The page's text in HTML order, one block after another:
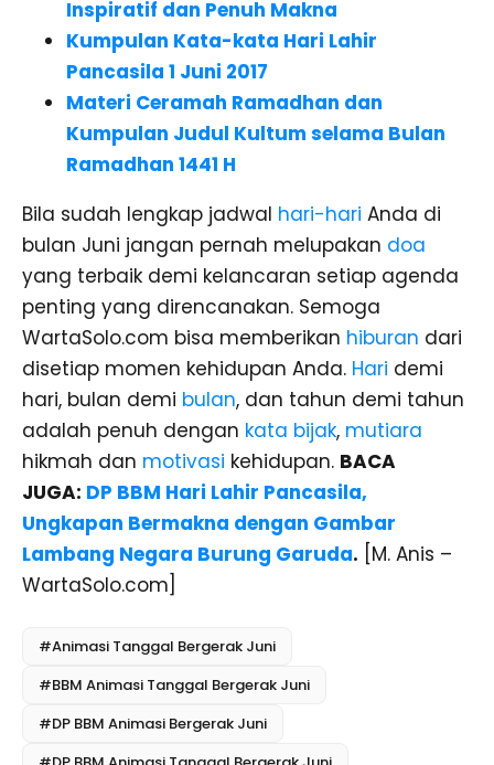
Inspiratif dan Penuh Makna
Kumpulan Kata-kata Hari Lahir
Pancasila 1 Juni 2017
Materi Ceramah Ramadhan dan
Kumpulan Judul Kultum selama Bulan
Ramadhan 1441 H
Bila sudah lengkap jadwal hari-hari Anda di
bulan Juni jangan pernah melupakan doa
yang terbaik demi kelancaran setiap agenda
penting yang direncanakan. Semoga
WartaSolo.com bisa memberikan hiburan dari
disetiap momen kehidupan Anda. Hari demi
hari, bulan demi bulan, dan tahun demi tahun
adalah penuh dengan kata bijak, mutiara
hikmah dan motivasi kehidupan. BACA
JUGA: DP BBM Hari Lahir Pancasila,
Ungkapan Bermakna dengan Gambar
Lambang Negara Burung Garuda. [M. Anis –
WartaSolo.com]
#Animasi Tanggal Bergerak Juni
#BBM Animasi Tanggal Bergerak Juni
#DP BBM Animasi Bergerak Juni